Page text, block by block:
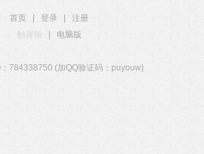
首页 登录
注册
触屏版
电脑版
784338750 (加QQ验证码：puyouw)